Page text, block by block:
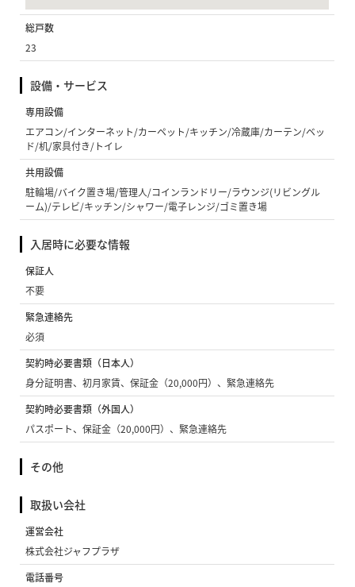
総戸数
23
設備・サービス
専用設備
エアコン/インターネット/カーペット/キッチン/冷蔵庫/カーテン/ベッ
ド/机/家具付き/トイレ
共用設備
駐輪場/バイク置き場/管理人/コインランドリー/ラウンジ(リビングル
ーム)/テレビ/キッチン/シャワー/電子レンジ/ゴミ置き場
入居時に必要な情報
保証人
不要
緊急連絡先
必須
契約時必要書類（日本人）
身分証明書、初月家賃、保証金（20,000円）、緊急連絡先
契約時必要書類（外国人）
パスポート、保証金（20,000円）、緊急連絡先
その他
取扱い会社
運営会社
株式会社ジャフプラザ
電話番号